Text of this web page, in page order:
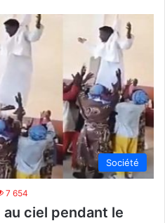
Société
7 654
ciel pendant le